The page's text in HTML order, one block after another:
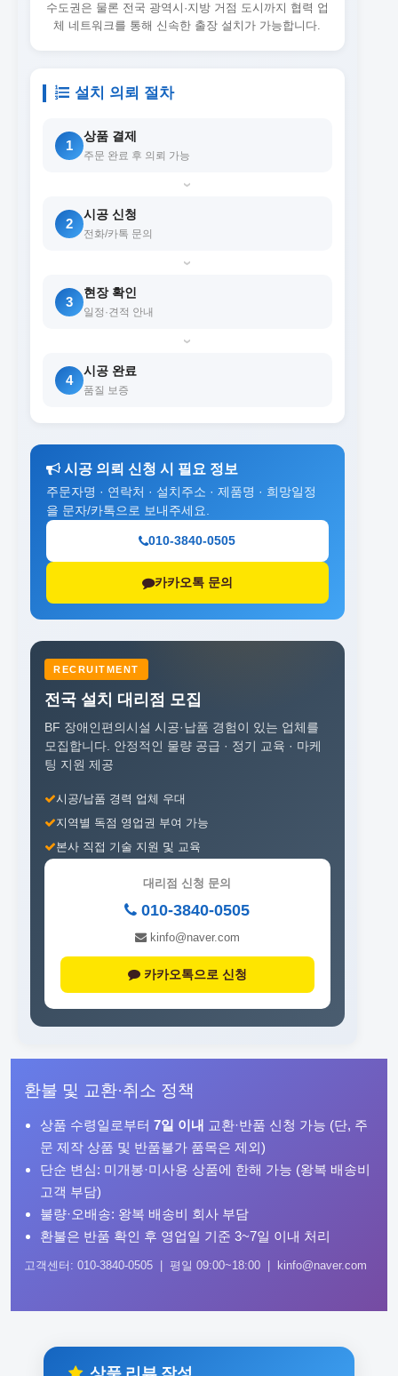
수도권은 물론 전국 광역시·지방 거점 도시까지 협력 업
체 네트워크를 통해 신속한 출장 설치가 가능합니다.
설치 의뢰 절차
1
상품 결제
주문 완료 후 의뢰 가능
›
2
시공 신청
전화/카톡 문의
›
3
현장 확인
일정·견적 안내
›
4
시공 완료
품질 보증
시공 의뢰 신청 시 필요 정보
주문자명 · 연락처 · 설치주소 · 제품명 · 희망일정
을 문자/카톡으로 보내주세요.
010-3840-0505
카카오톡 문의
RECRUITMENT
전국 설치 대리점 모집
BF 장애인편의시설 시공·납품 경험이 있는 업체를
모집합니다. 안정적인 물량 공급 · 정기 교육 · 마케
팅 지원 제공
시공/납품 경력 업체 우대
지역별 독점 영업권 부여 가능
본사 직접 기술 지원 및 교육
대리점 신청 문의
010-3840-0505
kinfo@naver.com
카카오톡으로 신청
환불 및 교환·취소 정책
상품 수령일로부터 7일 이내 교환·반품 신청 가능 (단, 주
문 제작 상품 및 반품불가 품목은 제외)
단순 변심: 미개봉·미사용 상품에 한해 가능 (왕복 배송비
고객 부담)
불량·오배송: 왕복 배송비 회사 부담
환불은 반품 확인 후 영업일 기준 3~7일 이내 처리
고객센터: 010-3840-0505 | 평일 09:00~18:00 | kinfo@naver.com